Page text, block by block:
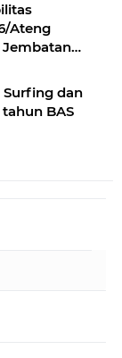
Ateng
Surfing dan
BAS